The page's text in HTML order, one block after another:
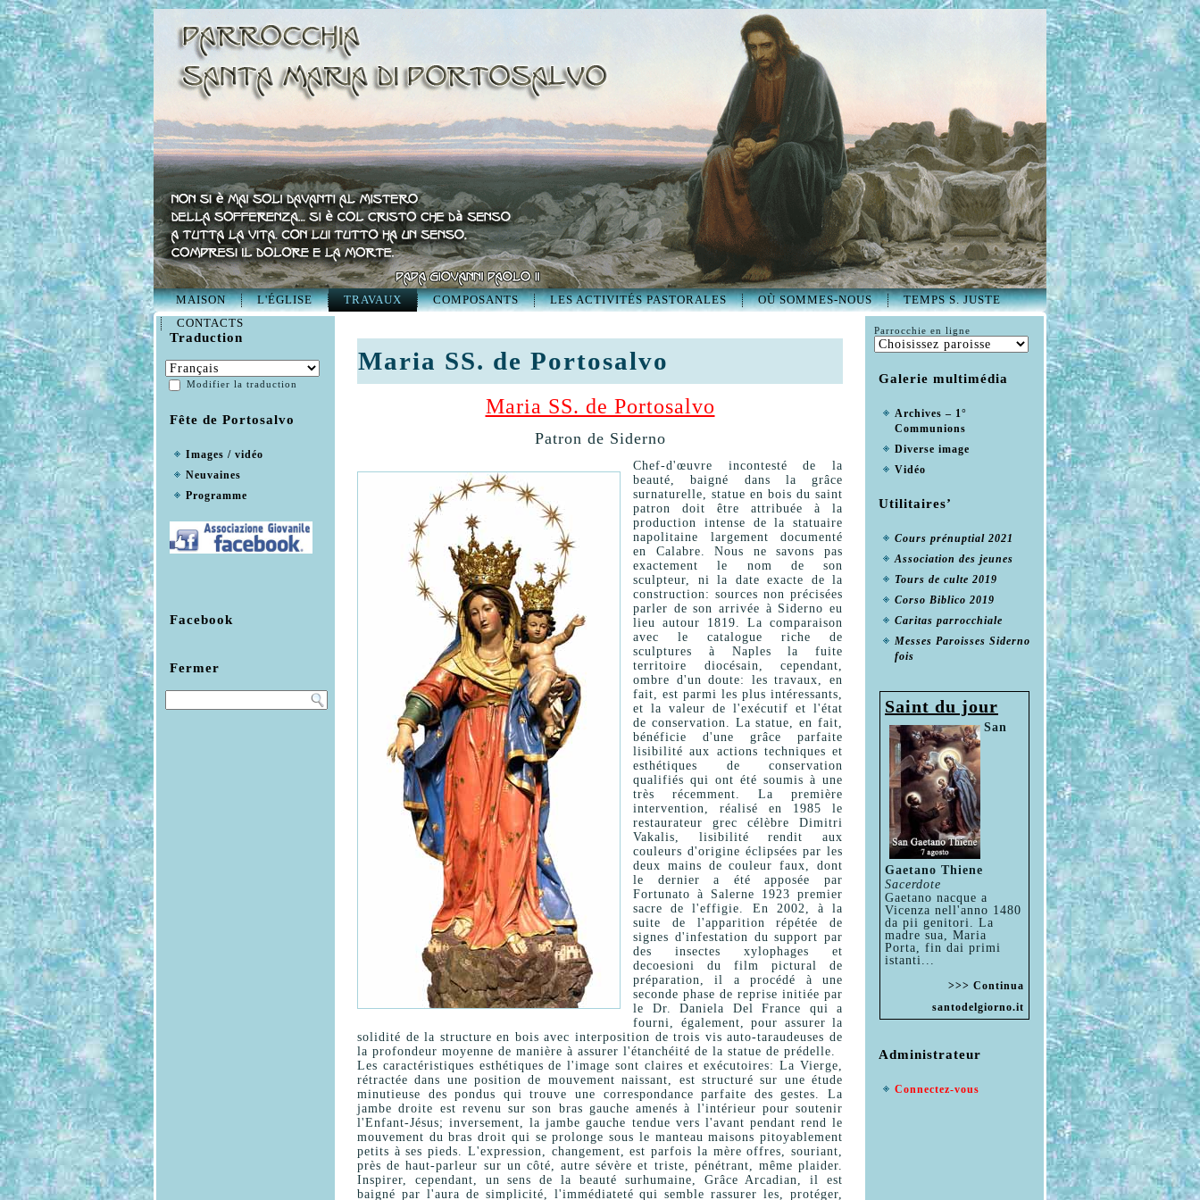
MAISON L'ÉGLISE TRAVAUX COMPOSANTS LES ACTIVITÉS PASTORALES OÙ SOMMES-NOUS
TEMPS S. JUSTE
CONTACTS
Traduction
Modifier la traduction
Fête de Portosalvo
Images / vidéo
Neuvaines
Programme
Facebook
Fermer
Maria SS. de Portosalvo
Maria SS. de Portosalvo
Patron de Siderno
Chef-d'œuvre incontesté de la
beauté, baigné dans la grâce
surnaturelle, statue en bois du saint
patron doit être attribuée à la
production intense de la statuaire
napolitaine largement documenté
en Calabre. Nous ne savons pas
exactement le nom de son
sculpteur, ni la date exacte de la
construction: sources non précisées
parler de son arrivée à Siderno eu
lieu autour 1819. La comparaison
avec le catalogue riche de
sculptures à Naples la fuite
territoire diocésain, cependant,
ombre d'un doute: les travaux, en
fait, est parmi les plus intéressants,
et la valeur de l'exécutif et l'état
de conservation. La statue, en fait,
bénéficie d'une grâce parfaite
lisibilité aux actions techniques et
esthétiques de conservation
qualifiés qui ont été soumis à une
très récemment. La première
intervention, réalisé en 1985 le
restaurateur grec célèbre Dimitri
Vakalis, lisibilité rendit aux
couleurs d'origine éclipsées par les
deux mains de couleur faux, dont
le dernier a été apposée par
Fortunato à Salerne 1923 premier
sacre de l'effigie. En 2002, à la
suite de l'apparition répétée de
signes d'infestation du support par
des insectes xylophages et
decoesioni du film pictural de
préparation, il a procédé à une
seconde phase de reprise initiée par
le Dr. Daniela Del France qui a
fourni, également, pour assurer la
solidité de la structure en bois avec interposition de trois vis auto-taraudeuses de
la profondeur moyenne de manière à assurer l'étanchéité de la statue de prédelle.
Les caractéristiques esthétiques de l'image sont claires et exécutoires: La Vierge,
rétractée dans une position de mouvement naissant, est structuré sur une étude
minutieuse des pondus qui trouve une correspondance parfaite des gestes. La
jambe droite est revenu sur son bras gauche amenés à l'intérieur pour soutenir
l'Enfant-Jésus; inversement, la jambe gauche tendue vers l'avant pendant rend le
mouvement du bras droit qui se prolonge sous le manteau maisons pitoyablement
petits à ses pieds. L'expression, changement, est parfois la mère offres, souriant,
près de haut-parleur sur un côté, autre sévère et triste, pénétrant, même plaider.
Inspirer, cependant, un sens de la beauté surhumaine, Grâce Arcadian, il est
baigné par l'aura de simplicité, l'immédiateté qui semble rassurer les, protéger,
Parrocchie en ligne
Galerie multimédia
Archives – 1°
Communions
Diverse image
Vidéo
Utilitaires’
Cours prénuptial 2021
Association des jeunes
Tours de culte 2019
Corso Biblico 2019
Caritas parrocchiale
Messes Paroisses Siderno
fois
Saint du jour
San
Gaetano Thiene
Sacerdote
Gaetano nacque a
Vicenza nell'anno 1480
da pii genitori. La
madre sua, Maria
Porta, fin dai primi
istanti...
>>> Continua
santodelgiorno.it
Administrateur
Connectez-vous